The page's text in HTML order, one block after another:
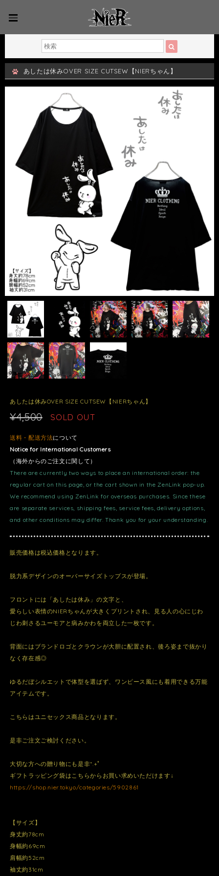
あしたは休みOVER SIZE CUTSEW【NIERちゃん】
あしたは休みOVER SIZE CUTSEW【NIERちゃん】
¥4,500 SOLD OUT
送料・配送方法について
Notice for International Customers
（海外からのご注文に関して）
There are currently two ways to place an international order: the
regular cart on this page, or the cart shown in the ZenLink pop-up.
We recommend using ZenLink for overseas purchases. Since these
are separate services, shipping fees, service fees, delivery options,
and other conditions may differ. Thank you for your understanding.
販売価格は税込価格となります。
脱力系デザインのオーバーサイズトップスが登場。
フロントには「あしたは休み」の文字と、
愛らしい表情のNIERちゃんが大きくプリントされ、見る人の心にじわ
じわ刺さるユーモアと病みかわを両立した一枚です。
背面にはブランドロゴとクラウンが大胆に配置され、後ろ姿まで抜かり
なく存在感◎
ゆるだぼシルエットで体型を選ばず、ワンピース風にも着用できる万能
アイテムです。
こちらはユニセックス商品となります。
是非ご注文ご検討ください。
大切な方への贈り物にも是非*.+ﾟ
ギフトラッピング袋はこちらからお買い求めいただけます↓
https://shop.nier.tokyo/categories/5902861
【サイズ】
身丈約78cm
身幅約69cm
肩幅約52cm
袖丈約31cm